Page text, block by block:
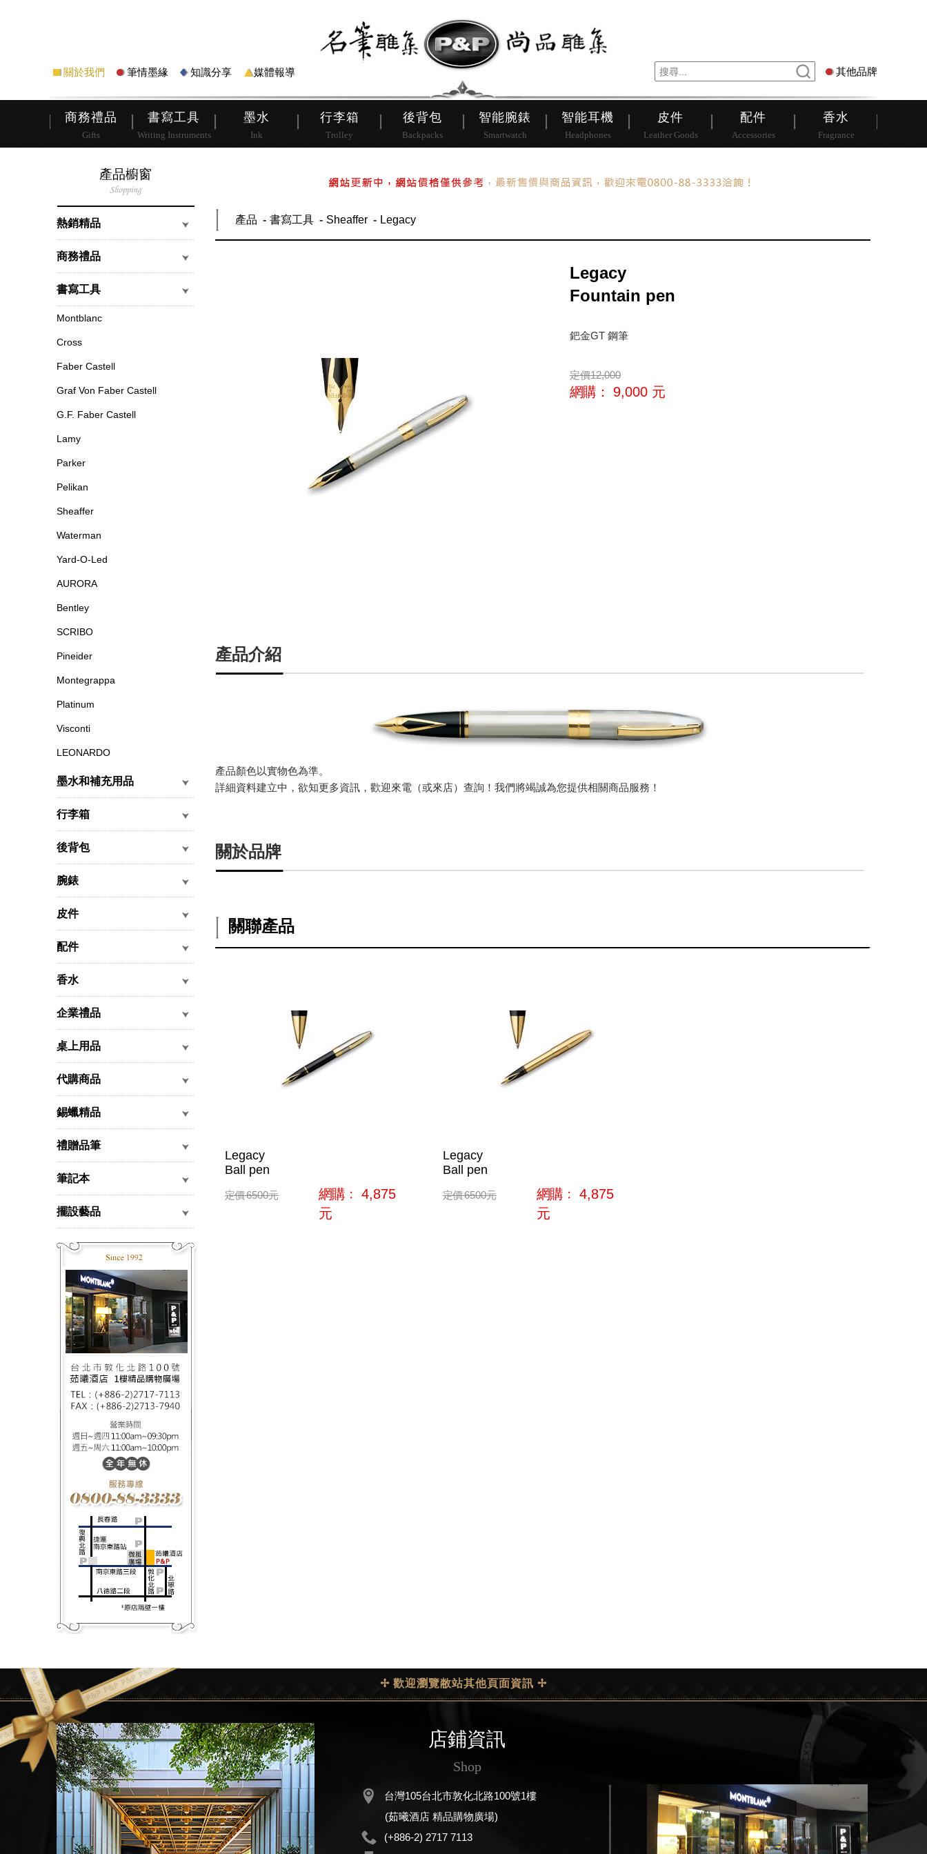
關於我們 筆情墨緣 知識分享 媒體報導 其他品牌
商務禮品
Gifts
書寫工具
Writing Instruments
墨水
Ink
行李箱
Trolley
後背包
Backpacks
智能腕錶
Smartwatch
智能耳機
Headphones
皮件
Leather Goods
配件
Accessories
香水
Fragrance
皮帶 行李箱 後背包
產品櫥窗
熱銷精品
商務禮品
書寫工具
Montblanc
Cross
Faber Castell
Graf Von Faber Castell
G.F. Faber Castell
Lamy
Parker
Pelikan
Sheaffer
Waterman
Yard-O-Led
AURORA
Bentley
SCRIBO
Pineider
Montegrappa
Platinum
Visconti
LEONARDO
墨水和補充用品
行李箱
後背包
腕錶
皮件
配件
香水
企業禮品
桌上用品
代購商品
錫蠟精品
禮贈品筆
筆記本
擺設藝品
產品 書寫工具 Sheaffer Legacy
Legacy
Fountain pen
鈀金GT 鋼筆
定價12,000
網購： 9,000 元
產品介紹
產品顏色以實物色為準。
詳細資料建立中，欲知更多資訊，歡迎來電（或來店）查詢！我們將竭誠為您提供相關商品服務！
關於品牌
關聯產品
Legacy
Ball pen
定價6500元 網購﹕ 4,875
元
Legacy
Ball pen
定價6500元 網購﹕ 4,875
元
✢ 歡迎瀏覽敝站其他頁面資訊 ✢
店鋪資訊
Shop
台灣105台北市敦化北路100號1樓
(茹曦酒店 精品購物廣場)
(+886-2) 2717 7113